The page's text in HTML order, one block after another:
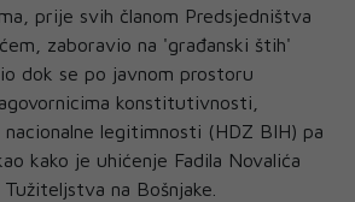
prije svih članom Predsjedništva
zaboravio na 'građanski štih'
dok se po javnom prostoru
konstitutivnosti,
legitimnosti (HDZ BIH) pa
kako je uhićenje Fadila Novalića
na Bošnjake.